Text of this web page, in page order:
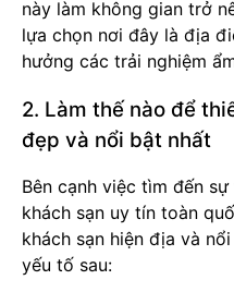
này làm không gian trở
lựa chọn nơi đây là địa
hưởng các trải nghiệm
2. Làm thế nào để
đẹp và nổi bật nhất
Bên cạnh việc tìm đến
khách sạn uy tín toàn
khách sạn hiện địa và
yếu tố sau: